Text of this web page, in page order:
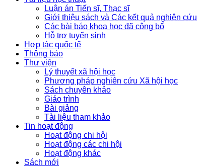
Luận án Tiến sĩ, Thạc sĩ
Giới thiệu sách và Các kết quả nghiên cứu
Các bài báo khoa học đã công bố
Hỗ trợ tuyển sinh
Hợp tác quốc tế
Thông báo
Thư viện
Lý thuyết xã hội học
Phương pháp nghiên cứu Xã hội học
Sách chuyên khảo
Giáo trình
Bài giảng
Tài liệu tham khảo
Tin hoạt động
Hoạt động chi hội
Hoạt động các chi hội
Hoạt động khác
Sách mới